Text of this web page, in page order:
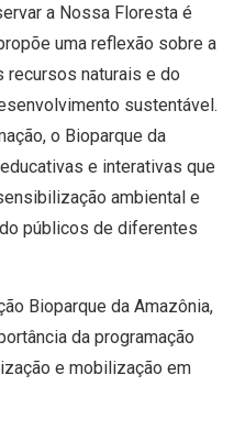
a Nossa Floresta é
uma reflexão sobre a
recursos naturais e do
sustentável.
o Bioparque da
e interativas que
ambiental e
públicos de diferentes
Bioparque da Amazônia,
da programação
e mobilização em